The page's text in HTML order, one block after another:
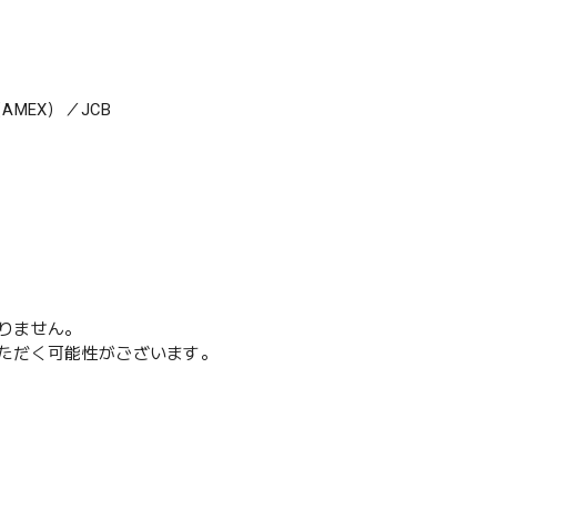
）／JCB
せん。
く可能性がございます。